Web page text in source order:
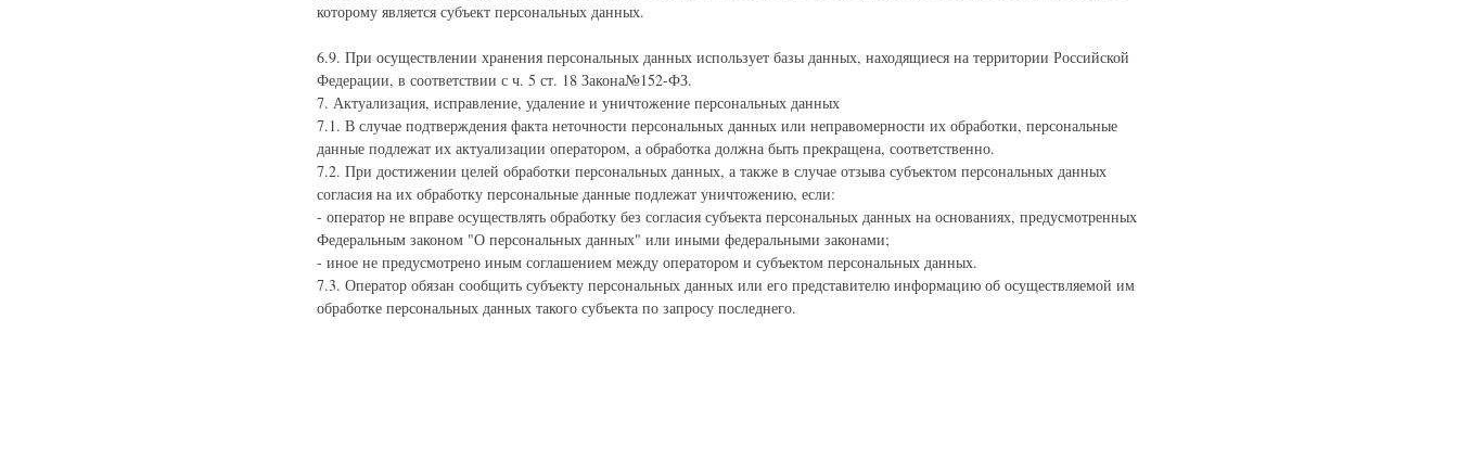
которому является субъект персональных данных.
6.9. При осуществлении хранения персональных данных использует базы данных, находящиеся на территории Российской
Федерации, в соответствии с ч. 5 ст. 18 Закона№152-ФЗ.
7. Актуализация, исправление, удаление и уничтожение персональных данных
7.1. В случае подтверждения факта неточности персональных данных или неправомерности их обработки, персональные
данные подлежат их актуализации оператором, а обработка должна быть прекращена, соответственно.
7.2. При достижении целей обработки персональных данных, а также в случае отзыва субъектом персональных данных
согласия на их обработку персональные данные подлежат уничтожению, если:
- оператор не вправе осуществлять обработку без согласия субъекта персональных данных на основаниях, предусмотренных
Федеральным законом "О персональных данных" или иными федеральными законами;
- иное не предусмотрено иным соглашением между оператором и субъектом персональных данных.
7.3. Оператор обязан сообщить субъекту персональных данных или его представителю информацию об осуществляемой им
обработке персональных данных такого субъекта по запросу последнего.